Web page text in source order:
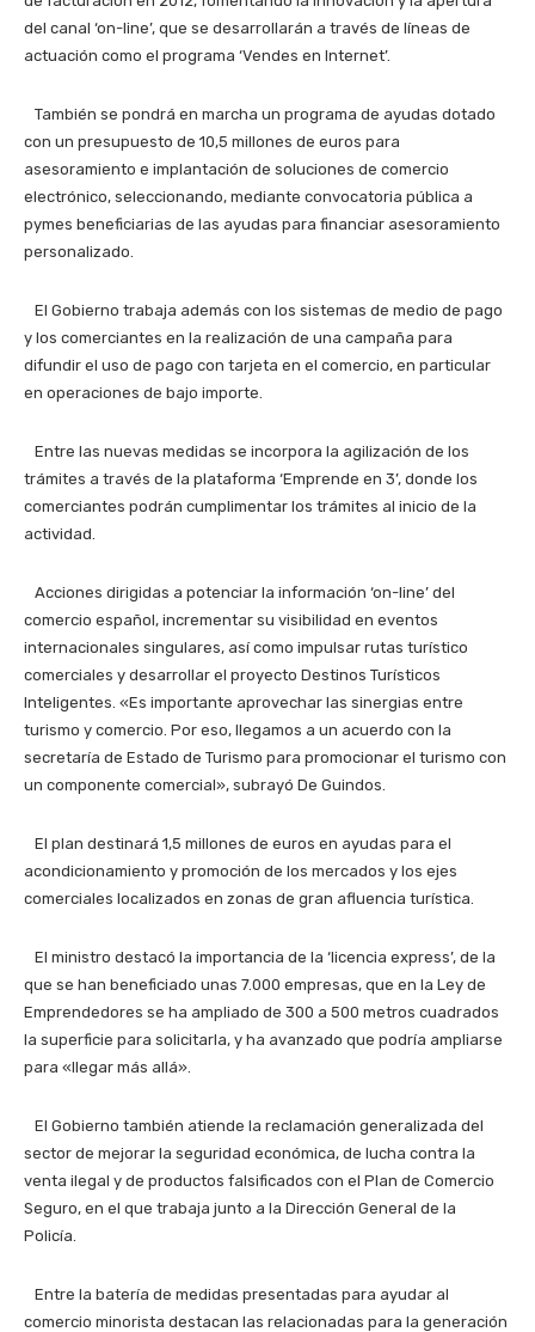
del canal ‘on-line’, que se desarrollarán a través de líneas de
actuación como el programa ‘Vendes en Internet’.
También se pondrá en marcha un programa de ayudas dotado
con un presupuesto de 10,5 millones de euros para
asesoramiento e implantación de soluciones de comercio
electrónico, seleccionando, mediante convocatoria pública a
pymes beneficiarias de las ayudas para financiar asesoramiento
personalizado.
El Gobierno trabaja además con los sistemas de medio de pago
y los comerciantes en la realización de una campaña para
difundir el uso de pago con tarjeta en el comercio, en particular
en operaciones de bajo importe.
Entre las nuevas medidas se incorpora la agilización de los
trámites a través de la plataforma ‘Emprende en 3’, donde los
comerciantes podrán cumplimentar los trámites al inicio de la
actividad.
Acciones dirigidas a potenciar la información ‘on-line’ del
comercio español, incrementar su visibilidad en eventos
internacionales singulares, así como impulsar rutas turístico
comerciales y desarrollar el proyecto Destinos Turísticos
Inteligentes. «Es importante aprovechar las sinergias entre
turismo y comercio. Por eso, llegamos a un acuerdo con la
secretaría de Estado de Turismo para promocionar el turismo con
un componente comercial», subrayó De Guindos.
El plan destinará 1,5 millones de euros en ayudas para el
acondicionamiento y promoción de los mercados y los ejes
comerciales localizados en zonas de gran afluencia turística.
El ministro destacó la importancia de la ‘licencia express’, de la
que se han beneficiado unas 7.000 empresas, que en la Ley de
Emprendedores se ha ampliado de 300 a 500 metros cuadrados
la superficie para solicitarla, y ha avanzado que podría ampliarse
para «llegar más allá».
El Gobierno también atiende la reclamación generalizada del
sector de mejorar la seguridad económica, de lucha contra la
venta ilegal y de productos falsificados con el Plan de Comercio
Seguro, en el que trabaja junto a la Dirección General de la
Policía.
Entre la batería de medidas presentadas para ayudar al
comercio minorista destacan las relacionadas para la generación